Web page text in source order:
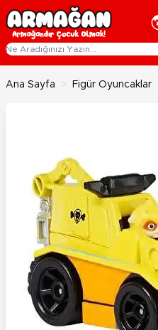
İçeriğe geç
Ana Sayfa > Figür Oyuncaklar